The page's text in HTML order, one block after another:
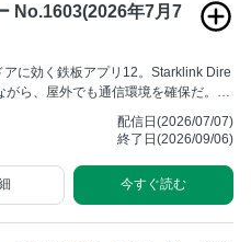
No.1603(2026年7月7
アに効く鉄板アプリ12。Starklink Dire
ら、屋外でも通信環境を確保だ。特
まえて動向を知ろう。
配信日(2026/07/07)
終了日(2026/09/06)
今すぐ読む